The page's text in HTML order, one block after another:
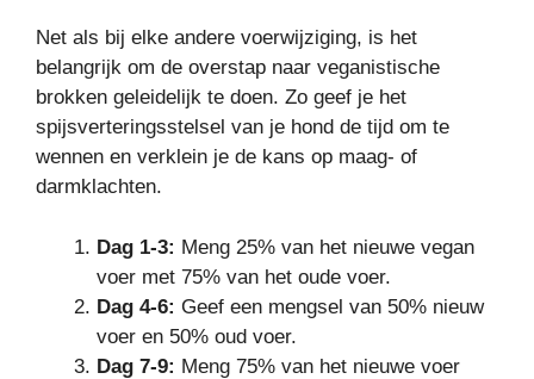
Net als bij elke andere voerwijziging, is het
belangrijk om de overstap naar veganistische
brokken geleidelijk te doen. Zo geef je het
spijsverteringsstelsel van je hond de tijd om te
wennen en verklein je de kans op maag- of
darmklachten.
Dag 1-3: Meng 25% van het nieuwe vegan
voer met 75% van het oude voer.
Dag 4-6: Geef een mengsel van 50% nieuw
voer en 50% oud voer.
Dag 7-9: Meng 75% van het nieuwe voer